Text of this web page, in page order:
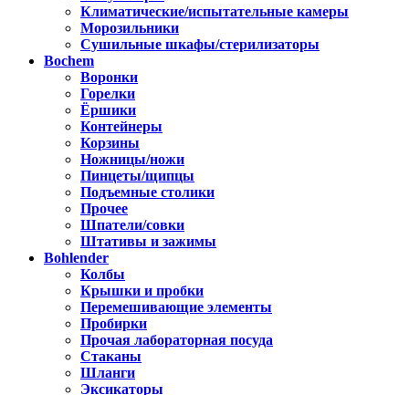
Климатические/испытательные камеры
Морозильники
Сушильные шкафы/стерилизаторы
Bochem
Воронки
Горелки
Ёршики
Контейнеры
Корзины
Ножницы/ножи
Пинцеты/щипцы
Подъемные столики
Прочее
Шпатели/совки
Штативы и зажимы
Bohlender
Колбы
Крышки и пробки
Перемешивающие элементы
Пробирки
Прочая лабораторная посуда
Стаканы
Шланги
Эксикаторы